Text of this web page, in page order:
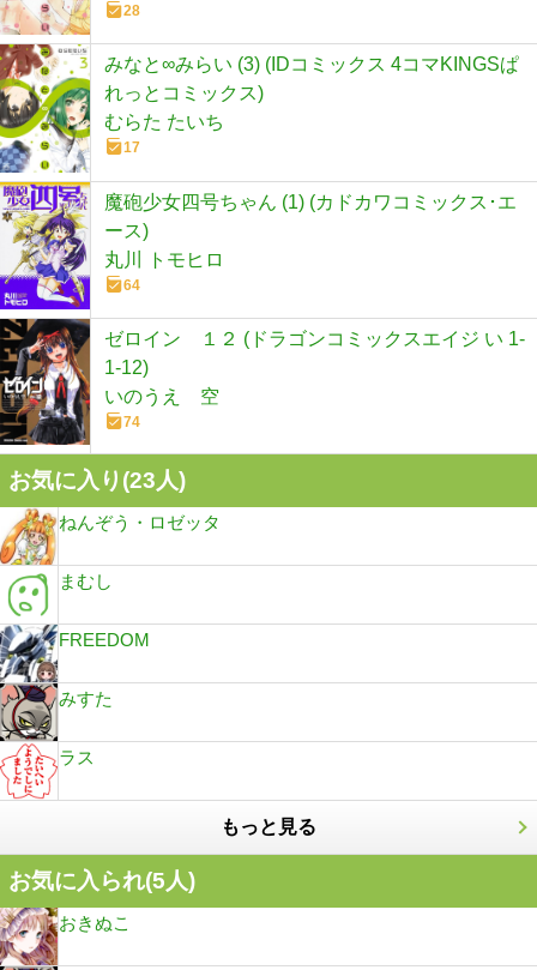
28
みなと∞みらい (3) (IDコミックス 4コマKINGSぱ
れっとコミックス)
むらた たいち
17
魔砲少女四号ちゃん (1) (カドカワコミックス･エ
ース)
丸川 トモヒロ
64
ゼロイン １２ (ドラゴンコミックスエイジ い 1-
1-12)
いのうえ 空
74
お気に入り(23人)
ねんぞう・ロゼッタ
まむし
FREEDOM
みすた
ラス
もっと見る
お気に入られ(5人)
おきぬこ